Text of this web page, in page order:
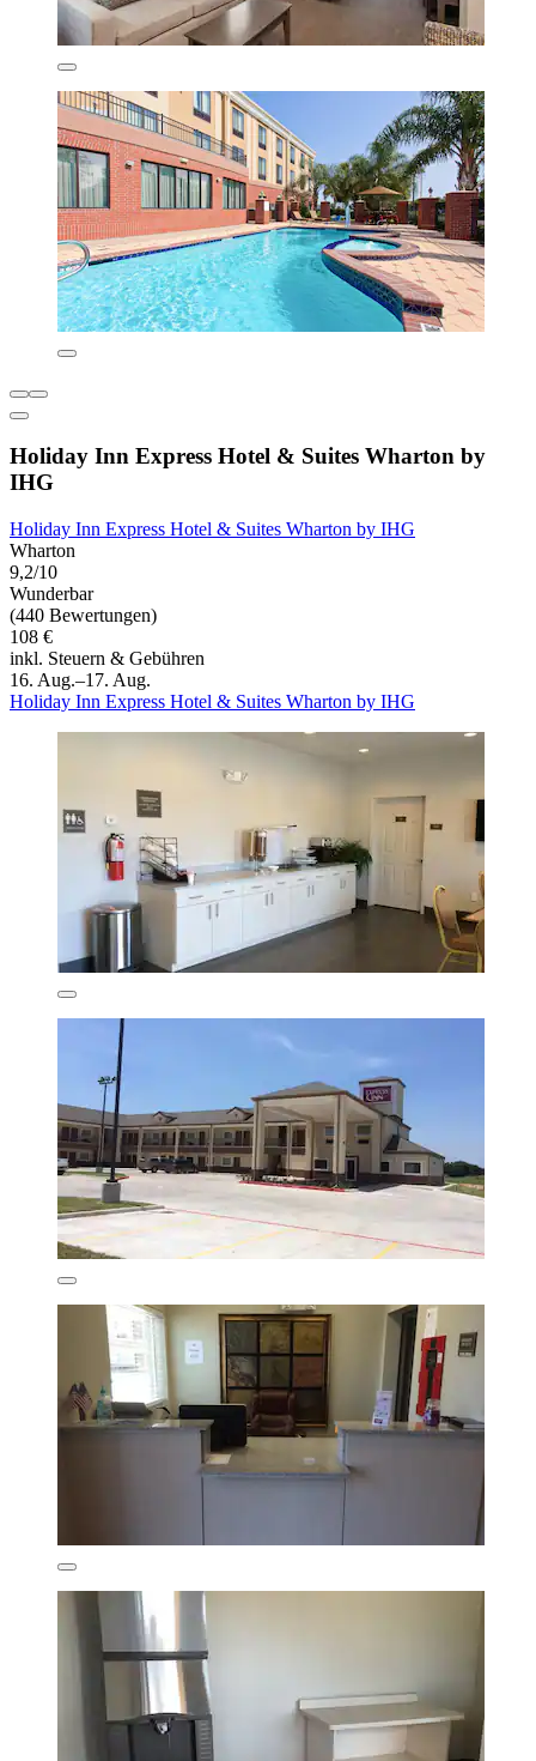
Holiday Inn Express Hotel & Suites Wharton by
IHG
Holiday Inn Express Hotel & Suites Wharton by IHG
Wharton
9,2/10
Wunderbar
(440 Bewertungen)
108 €
inkl. Steuern & Gebühren
16. Aug.–17. Aug.
Holiday Inn Express Hotel & Suites Wharton by IHG